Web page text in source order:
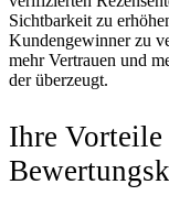
Sichtbarkeit zu
Kundengewinner zu
mehr Vertrauen und
der überzeugt.
Ihre Vorteile